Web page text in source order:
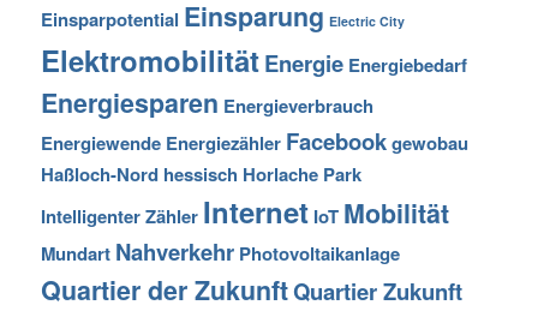
Einsparpotential Einsparung Electric City
ElektromobilitätEnergie Energiebedarf
Energiesparen Energieverbrauch
Energiewende Energiezähler Facebookgewobau
Haßloch-Nord hessisch Horlache Park
Intelligenter Zähler Internet IoT Mobilität
Mundart Nahverkehr Photovoltaikanlage
Quartier der ZukunftQuartier Zukunft